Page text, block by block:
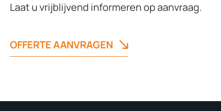
Laat u vrijblijvend informeren op aanvraag.
OFFERTE AANVRAGEN